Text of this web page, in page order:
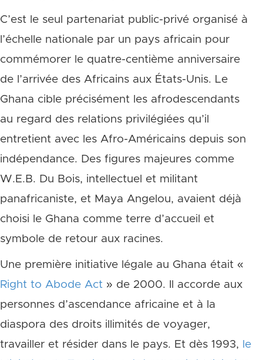
C’est le seul partenariat public-privé organisé à
l’échelle nationale par un pays africain pour
commémorer le quatre-centième anniversaire
de l’arrivée des Africains aux États-Unis. Le
Ghana cible précisément les afrodescendants
au regard des relations privilégiées qu’il
entretient avec les Afro-Américains depuis son
indépendance. Des figures majeures comme
W.E.B. Du Bois, intellectuel et militant
panafricaniste, et Maya Angelou, avaient déjà
choisi le Ghana comme terre d’accueil et
symbole de retour aux racines.
Une première initiative légale au Ghana était «
Right to Abode Act » de 2000. Il accorde aux
personnes d’ascendance africaine et à la
diaspora des droits illimités de voyager,
travailler et résider dans le pays. Et dès 1993,
le